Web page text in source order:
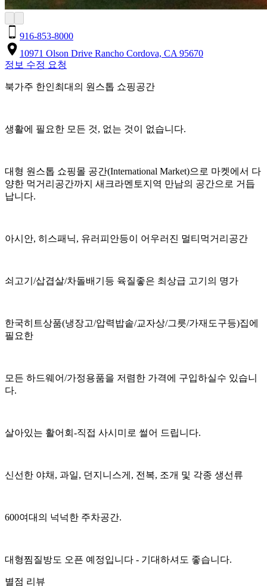
916-853-8000
10971 Olson Drive Rancho Cordova, CA 95670
정보 수정 요청
북가주 한인최대의 원스톱 쇼핑공간
생활에 필요한 모든 것, 없는 것이 없습니다.
대형 원스톱 쇼핑몰 공간(International Market)으로 마켓에서 다
양한 먹거리공간까지 새크라멘토지역 만남의 공간으로 거듭
납니다.
아시안, 히스패닉, 유러피안등이 어우러진 멀티먹거리공간
쇠고기/삽겹살/차돌배기등 육질좋은 최상급 고기의 명가
한국히트상품(냉장고/압력밥솥/교자상/그릇/가재도구등)집에
필요한
모든 하드웨어/가정용품을 저렴한 가격에 구입하실수 있습니
다.
살아있는 활어회-직접 사시미로 썰어 드립니다.
신선한 야채, 과일, 던지니스게, 전복, 조개 및 각종 생선류
600여대의 넉넉한 주차공간.
대형찜질방도 오픈 예정입니다 - 기대하셔도 좋습니다.
별점 리뷰